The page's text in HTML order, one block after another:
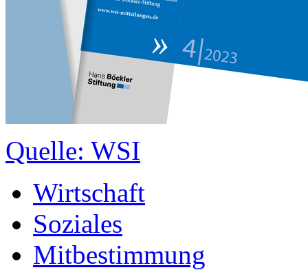
Quelle: WSI
Wirtschaft
Soziales
Mitbestimmung